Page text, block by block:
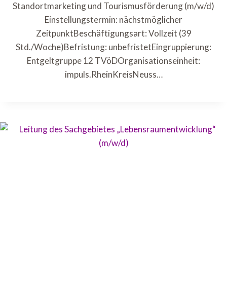
Standortmarketing und Tourismusförderung (m/w/d)
Einstellungstermin: nächstmöglicher
ZeitpunktBeschäftigungsart: Vollzeit (39
Std./Woche)Befristung: unbefristetEingruppierung:
Entgeltgruppe 12 TVöDOrganisationseinheit:
impuls.RheinKreisNeuss…